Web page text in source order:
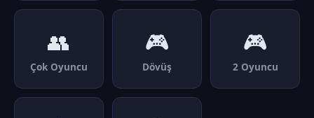
👥
Çok Oyuncu
🎮
Dövüş
🎮
2 Oyuncu